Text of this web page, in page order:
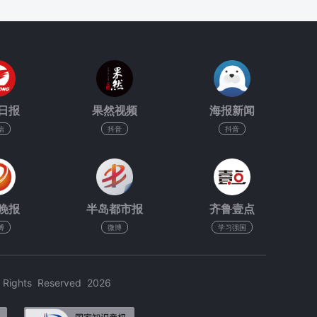
报 果然视频
抖音
海报新闻
抖音
报 半岛都市报
微博
齐鲁壹点
学习强国
Reserved 2026